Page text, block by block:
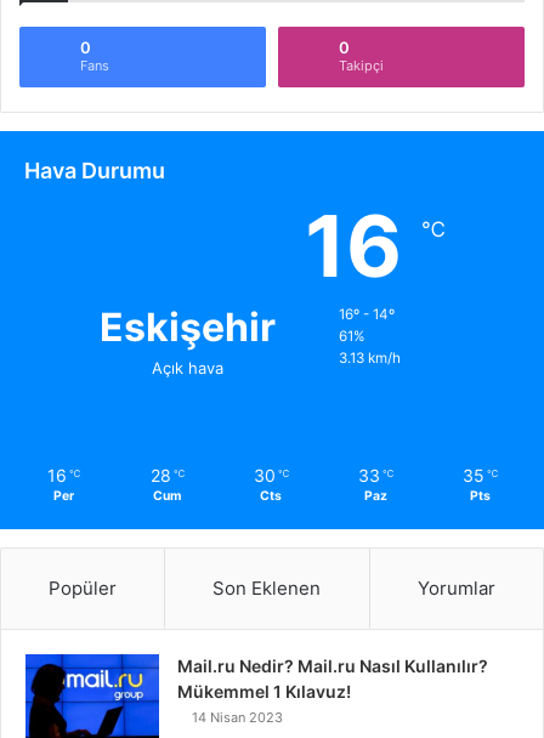
0
Fans
0
Takipçi
Hava Durumu
Eskişehir
Açık hava
16 ℃
16º - 14º
61%
3.13 km/h
16 ℃
Per
28 ℃
Cum
30 ℃
Cts
33 ℃
Paz
35 ℃
Pts
Popüler Son Eklenen Yorumlar
Mail.ru Nedir? Mail.ru Nasıl Kullanılır?
Mükemmel 1 Kılavuz!
14 Nisan 2023